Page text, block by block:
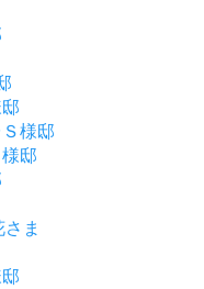
様邸
邸
ま